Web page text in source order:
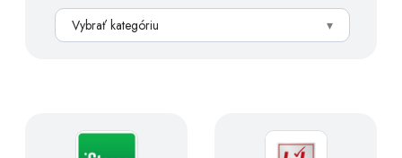
h
ľ
Vybrať kategóriu